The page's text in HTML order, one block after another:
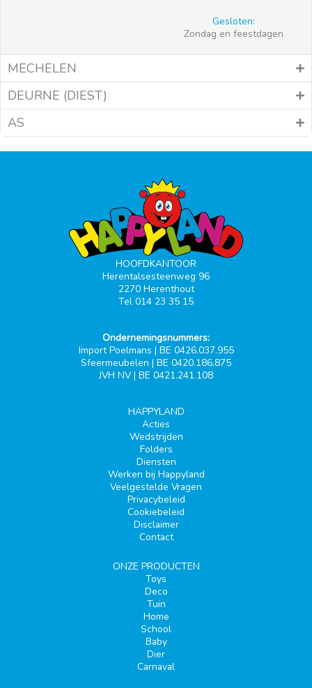
Gesloten:
Zondag en feestdagen
MECHELEN
DEURNE (DIEST)
AS
HOOFDKANTOOR
Herentalsesteenweg 96
2270 Herenthout
Tel 014 23 35 15
Ondernemingsnummers:
Import Poelmans | BE 0426.037.955
Sfeermeubelen | BE 0420.186.875
JVH NV | BE 0421.241.108
HAPPYLAND
Acties
Wedstrijden
Folders
Diensten
Werken bij Happyland
Veelgestelde Vragen
Privacybeleid
Cookiebeleid
Disclaimer
Contact
ONZE PRODUCTEN
Toys
Deco
Tuin
Home
School
Baby
Dier
Carnaval